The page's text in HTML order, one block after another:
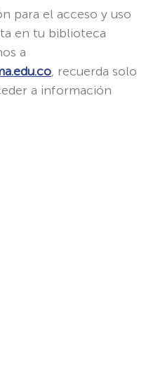
para el acceso y uso
en tu biblioteca
a
, recuerda solo
a información